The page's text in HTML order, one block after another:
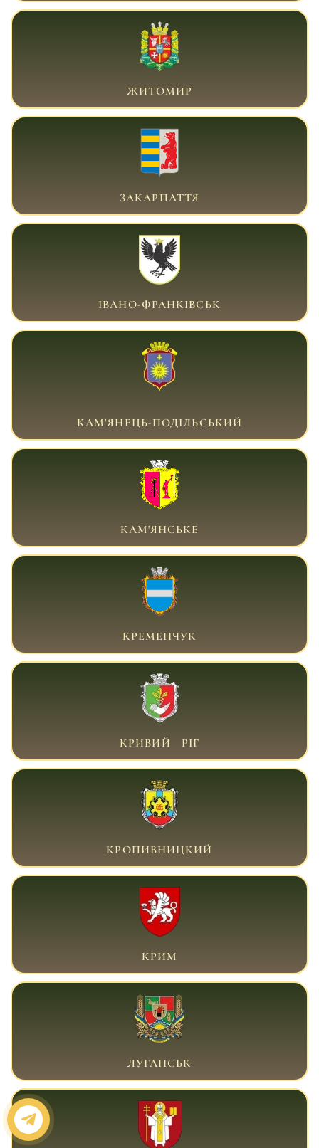
ВІЙСЬКОВИЙ АДВОКАТ ЖИТОМИР
ЖИТОМИР
ВІЙСЬКОВИЙ АДВОКАТ ЗАКАРПАТТЯ
ЗАКАРПАТТЯ
ВІЙСЬКОВИЙ АДВОКАТ ІВАНО-ФРАНКІВСЬК
ІВАНО-ФРАНКІВСЬК
ВІЙСЬКОВИЙ АДВОКАТ КАМ'ЯНЕЦЬ-
КАМ'ЯНЕЦЬ-ПОДІЛЬСЬКИЙ
ВІЙСЬКОВИЙ АДВОКАТ КАМ'ЯНСЬКЕ
КАМ'ЯНСЬКЕ
ВІЙСЬКОВИЙ АДВОКАТ КРЕМЕНЧУК
КРЕМЕНЧУК
ВІЙСЬКОВИЙ АДВОКАТ КРИВИЙ РІГ
КРИВИЙ РІГ
ВІЙСЬКОВИЙ АДВОКАТ КРОПИВНИЦЬКИЙ
КРОПИВНИЦКИЙ
ВІЙСЬКОВИЙ АДВОКАТ КРИМ
КРИМ
ВІЙСЬКОВИЙ АДВОКАТ ЛУГАНСЬК
ЛУГАНСЬК